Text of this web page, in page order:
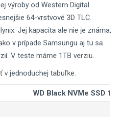
výroby od Western Digital.
64-vrstvové 3D TLC.
Jej kapacita ale nie je známa,
v prípade Samsungu aj tu sa
V teste máme 1TB verziu.
v jednoduchej tabuľke.
WD Black NVMe SSD 1TB